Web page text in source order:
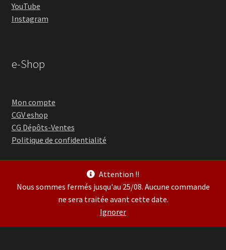
Attention !!
Nous sommes fermés jusqu'au 25/08. Aucune commande
ne sera traitée avant cette date.
Ignorer
YouTube
Instagram
e-Shop
Mon compte
CGV eshop
CG Dépôts-Ventes
Politique de confidentialité
© Guitare Village 2026